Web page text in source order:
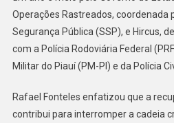
Operações Rastreados, coordenada
Segurança Pública (SSP), e Hircus,
com a Polícia Rodoviária Federal
Militar do Piauí (PM-PI) e da Polícia
Rafael Fonteles enfatizou que a
contribui para interromper a cadeia